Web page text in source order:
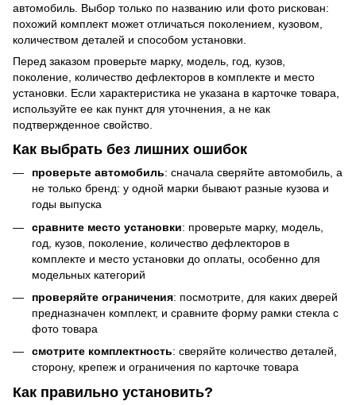
автомобиль. Выбор только по названию или фото рискован:
похожий комплект может отличаться поколением, кузовом,
количеством деталей и способом установки.
Перед заказом проверьте марку, модель, год, кузов,
поколение, количество дефлекторов в комплекте и место
установки. Если характеристика не указана в карточке товара,
используйте ее как пункт для уточнения, а не как
подтвержденное свойство.
Как выбрать без лишних ошибок
проверьте автомобиль: сначала сверяйте автомобиль, а
не только бренд: у одной марки бывают разные кузова и
годы выпуска
сравните место установки: проверьте марку, модель,
год, кузов, поколение, количество дефлекторов в
комплекте и место установки до оплаты, особенно для
модельных категорий
проверяйте ограничения: посмотрите, для каких дверей
предназначен комплект, и сравните форму рамки стекла с
фото товара
смотрите комплектность: сверяйте количество деталей,
сторону, крепеж и ограничения по карточке товара
Как правильно установить?